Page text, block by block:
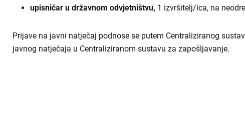
upisničar u državnom odvjetništvu, 1 izvršitelj/ica, na
Prijave na javni natječaj podnose se putem Centraliziranog
javnog natječaja u Centraliziranom sustavu za zapošljavanje.